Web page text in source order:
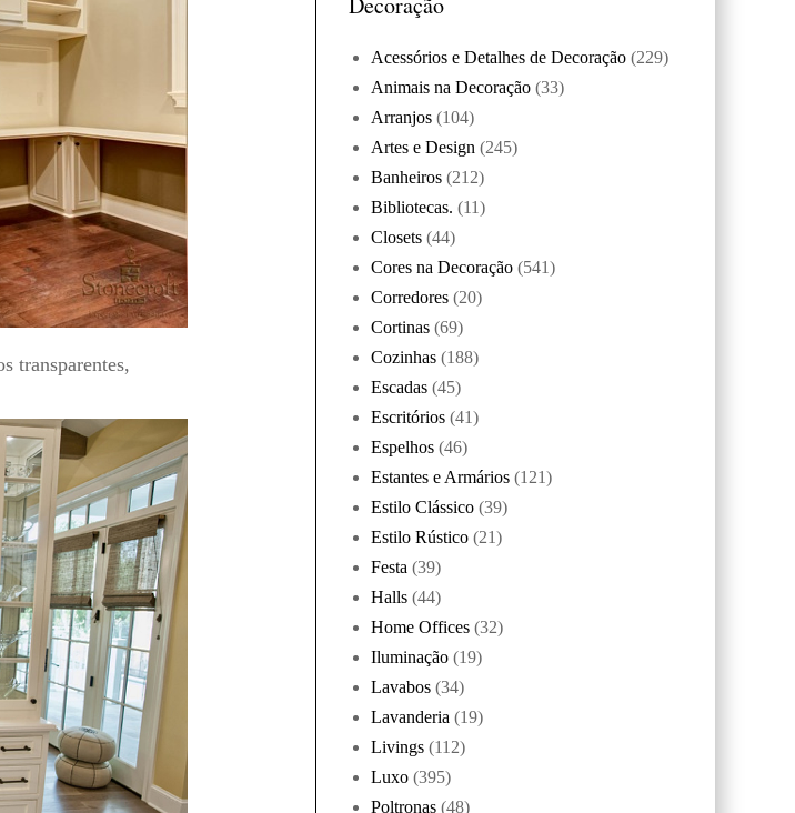
transparentes,
Acessórios e Detalhes de Decoração (229)
Animais na Decoração (33)
Arranjos (104)
Artes e Design (245)
Banheiros (212)
Bibliotecas. (11)
Closets (44)
Cores na Decoração (541)
Corredores (20)
Cortinas (69)
Cozinhas (188)
Escadas (45)
Escritórios (41)
Espelhos (46)
Estantes e Armários (121)
Estilo Clássico (39)
Estilo Rústico (21)
Festa (39)
Halls (44)
Home Offices (32)
Iluminação (19)
Lavabos (34)
Lavanderia (19)
Livings (112)
Luxo (395)
Poltronas (48)